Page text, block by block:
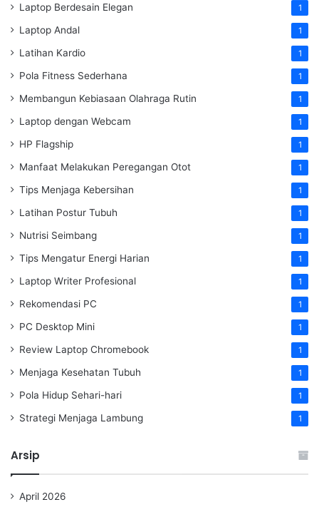
Laptop Berdesain Elegan 1
Laptop Andal 1
Latihan Kardio 1
Pola Fitness Sederhana 1
Membangun Kebiasaan Olahraga Rutin 1
Laptop dengan Webcam 1
HP Flagship 1
Manfaat Melakukan Peregangan Otot 1
Tips Menjaga Kebersihan 1
Latihan Postur Tubuh 1
Nutrisi Seimbang 1
Tips Mengatur Energi Harian 1
Laptop Writer Profesional 1
Rekomendasi PC 1
PC Desktop Mini 1
Review Laptop Chromebook 1
Menjaga Kesehatan Tubuh 1
Pola Hidup Sehari-hari 1
Strategi Menjaga Lambung 1
Arsip
April 2026